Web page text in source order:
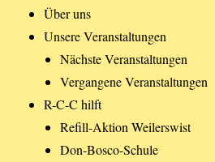
Über uns
Unsere Veranstaltungen
Nächste Veranstaltungen
Vergangene Veranstaltungen
R-C-C hilft
Refill-Aktion Weilerswist
Don-Bosco-Schule